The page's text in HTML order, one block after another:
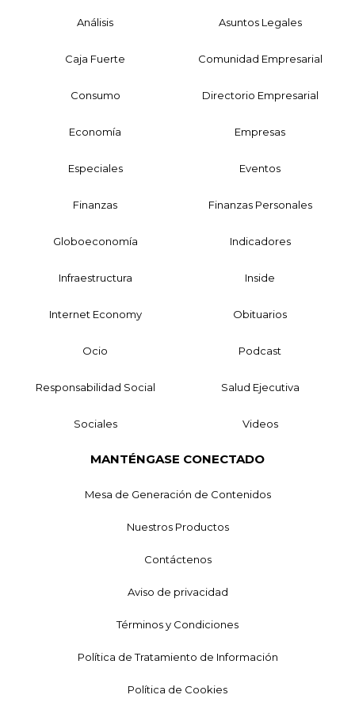
Análisis Asuntos Legales
Caja Fuerte Comunidad Empresarial
Consumo Directorio Empresarial
Economía Empresas
Especiales Eventos
Finanzas Finanzas Personales
Globoeconomía Indicadores
Infraestructura Inside
Internet Economy Obituarios
Ocio Podcast
Responsabilidad Social Salud Ejecutiva
Sociales Videos
MANTÉNGASE CONECTADO
Mesa de Generación de Contenidos
Nuestros Productos
Contáctenos
Aviso de privacidad
Términos y Condiciones
Política de Tratamiento de Información
Política de Cookies